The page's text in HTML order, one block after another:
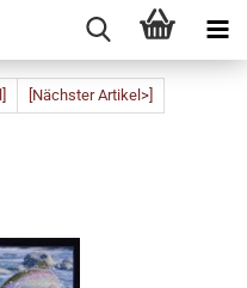
[Nächster Artikel>]